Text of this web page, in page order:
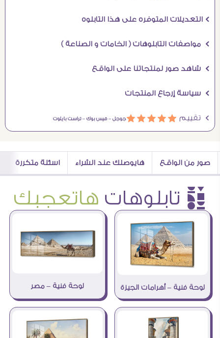
Ö التعديلات المتوفره على هذا التابلوه
Ö مواصفات التابلوهات ( الخامات و الصناعة )
Ö شاهد صور لمنتجاتنا على الواقع
Ö سياسة إرجاع المنتجات
Ö تقييم áááááجوجل –فيس بوك –تراست بايلوت
صور من الواقع هايوصلك عند الشراء اسئلة متكررة
è تابلوهات هاتعجبك
لوحة فنية – أهرامات الجيزة لوحة فنية – مصر